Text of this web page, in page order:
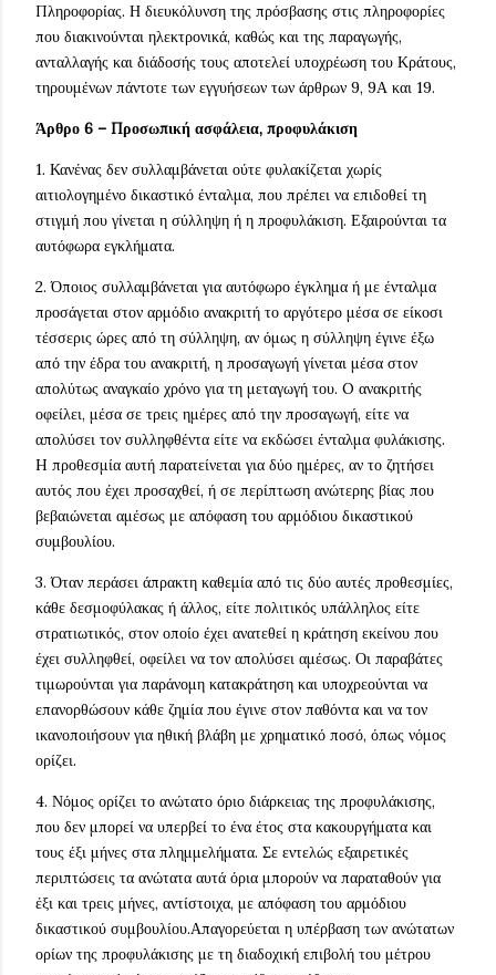
Πληροφορίας. Η διευκόλυνση της πρόσβασης στις πληροφορίες
που διακινούνται ηλεκτρονικά, καθώς και της παραγωγής,
ανταλλαγής και διάδοσής τους αποτελεί υποχρέωση του Κράτους,
τηρουμένων πάντοτε των εγγυήσεων των άρθρων 9, 9Α και 19.
Άρθρο 6 – Προσωπική ασφάλεια, προφυλάκιση
1. Κανένας δεν συλλαμβάνεται ούτε φυλακίζεται χωρίς
αιτιολογημένο δικαστικό ένταλμα, που πρέπει να επιδοθεί τη
στιγμή που γίνεται η σύλληψη ή η προφυλάκιση. Εξαιρούνται τα
αυτόφωρα εγκλήματα.
2. Όποιος συλλαμβάνεται για αυτόφωρο έγκλημα ή με ένταλμα
προσάγεται στον αρμόδιο ανακριτή το αργότερο μέσα σε είκοσι
τέσσερις ώρες από τη σύλληψη, αν όμως η σύλληψη έγινε έξω
από την έδρα του ανακριτή, η προσαγωγή γίνεται μέσα στον
απολύτως αναγκαίο χρόνο για τη μεταγωγή του. O ανακριτής
οφείλει, μέσα σε τρεις ημέρες από την προσαγωγή, είτε να
απολύσει τον συλληφθέντα είτε να εκδώσει ένταλμα φυλάκισης.
H προθεσμία αυτή παρατείνεται για δύο ημέρες, αν το ζητήσει
αυτός που έχει προσαχθεί, ή σε περίπτωση ανώτερης βίας που
βεβαιώνεται αμέσως με απόφαση του αρμόδιου δικαστικού
συμβουλίου.
3. Όταν περάσει άπρακτη καθεμία από τις δύο αυτές προθεσμίες,
κάθε δεσμοφύλακας ή άλλος, είτε πολιτικός υπάλληλος είτε
στρατιωτικός, στον οποίο έχει ανατεθεί η κράτηση εκείνου που
έχει συλληφθεί, οφείλει να τον απολύσει αμέσως. Οι παραβάτες
τιμωρούνται για παράνομη κατακράτηση και υποχρεούνται να
επανορθώσουν κάθε ζημία που έγινε στον παθόντα και να τον
ικανοποιήσουν για ηθική βλάβη με χρηματικό ποσό, όπως νόμος
ορίζει.
4. Νόμος ορίζει το ανώτατο όριο διάρκειας της προφυλάκισης,
που δεν μπορεί να υπερβεί το ένα έτος στα κακουργήματα και
τους έξι μήνες στα πλημμελήματα. Σε εντελώς εξαιρετικές
περιπτώσεις τα ανώτατα αυτά όρια μπορούν να παραταθούν για
έξι και τρεις μήνες, αντίστοιχα, με απόφαση του αρμόδιου
δικαστικού συμβουλίου.Απαγορεύεται η υπέρβαση των ανώτατων
ορίων της προφυλάκισης με τη διαδοχική επιβολή του μέτρου